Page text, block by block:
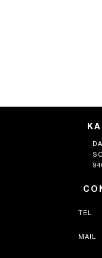
TEL
MAIL